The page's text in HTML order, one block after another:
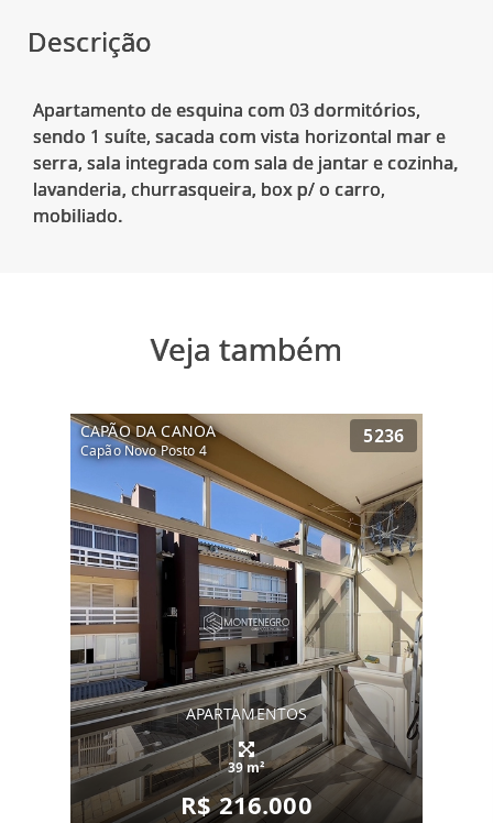
Descrição
Apartamento de esquina com 03 dormitórios,
sendo 1 suíte, sacada com vista horizontal mar e
serra, sala integrada com sala de jantar e cozinha,
lavanderia, churrasqueira, box p/ o carro,
Veja também
CAPÃO DA CANOA
Capão Novo Posto 4
5236
APARTAMENTOS
39 m²
R$ 216.000